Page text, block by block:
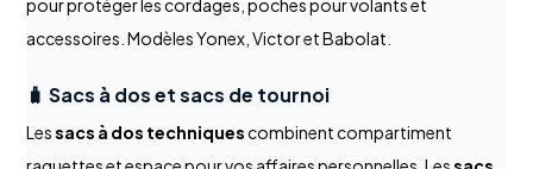
pour protéger les cordages, poches pour volants et
accessoires. Modèles Yonex, Victor et Babolat.
🧳 Sacs à dos et sacs de tournoi
Lessacs à dos techniquescombinent compartiment